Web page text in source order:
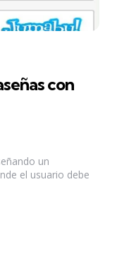
con
un
el usuario debe